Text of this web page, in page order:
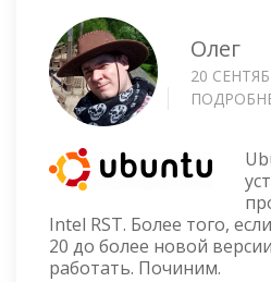
Олег
20
Intel RST. Более того,
20 до более новой
работать. Починим.